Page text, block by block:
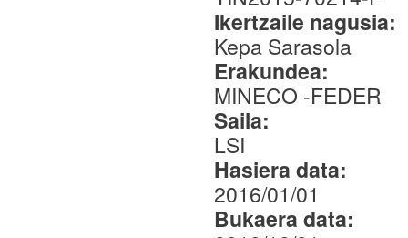
Ikertzaile nagusia:
Kepa Sarasola
Erakundea:
MINECO -FEDER
Saila:
LSI
Hasiera data:
2016/01/01
Bukaera data: